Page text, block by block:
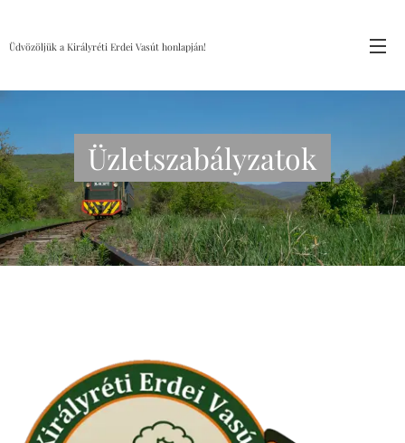
Üdvözöljük a Királyréti Erdei Vasút honlapján!
Üzletszabályzatok